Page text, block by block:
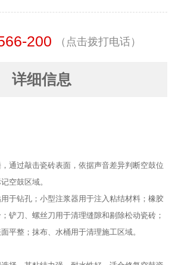
200 （点击拨打电话）
详细信息
通过敲击瓷砖表面，依据声音差异判断空鼓位
空鼓区域。​
于钻孔；小型注浆器用于注入粘结材料；橡胶
铲刀、螺丝刀用于清理缝隙和剔除松动瓷砖；
平整；抹布、水桶用于清理施工区域。​